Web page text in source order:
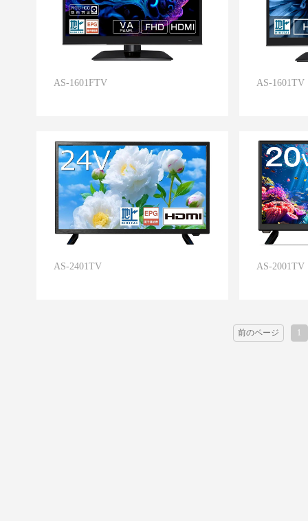
AS-1601FTV AS-1601TV
AS-2401TV AS-2001TV
前のページ 1